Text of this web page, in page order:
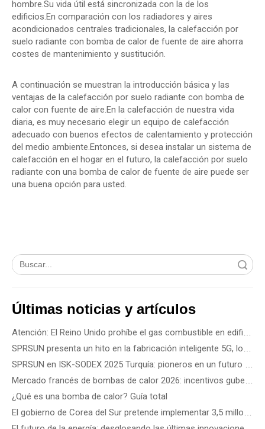
hombre.Su vida útil está sincronizada con la de los
edificios.En comparación con los radiadores y aires
acondicionados centrales tradicionales, la calefacción por
suelo radiante con bomba de calor de fuente de aire ahorra
costes de mantenimiento y sustitución.
A continuación se muestran la introducción básica y las
ventajas de la calefacción por suelo radiante con bomba de
calor con fuente de aire.En la calefacción de nuestra vida
diaria, es muy necesario elegir un equipo de calefacción
adecuado con buenos efectos de calentamiento y protección
del medio ambiente.Entonces, si desea instalar un sistema de
calefacción en el hogar en el futuro, la calefacción por suelo
radiante con una bomba de calor de fuente de aire puede ser
una buena opción para usted.
Últimas noticias y artículos
¿Qué es una bomba de calor? Guía total